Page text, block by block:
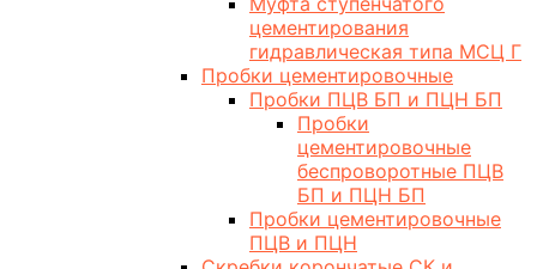
цементирования
гидравлическая типа МСЦ Г
Пробки цементировочные
Пробки ПЦВ БП и ПЦН БП
Пробки
цементировочные
беспроворотные ПЦВ
БП и ПЦН БП
Пробки цементировочные
ПЦВ и ПЦН